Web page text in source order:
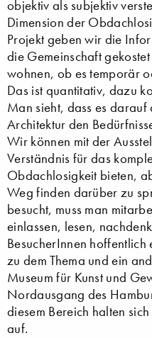
objektiv als subjektiv
Dimension der
Projekt geben wir die
die Gemeinschaft
wohnen, ob es temporär
Das ist quantitativ, dazu
Man sieht, dass es darauf
Architektur den
Wir können mit der
Verständnis für das
Obdachlosigkeit bieten,
Weg finden darüber zu
besucht, muss man
einlassen, lesen,
BesucherInnen hoffentlich
zu dem Thema und ein
Museum für Kunst und
Nordausgang des
diesem Bereich halten
auf.